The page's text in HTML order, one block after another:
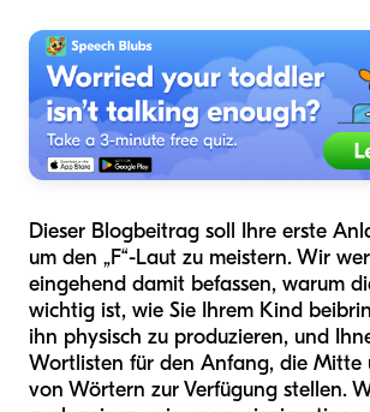
Dieser Blogbeitrag soll Ihre erste
um den „F“-Laut zu meistern. Wir
eingehend damit befassen, warum
wichtig ist, wie Sie Ihrem Kind
ihn physisch zu produzieren, und
Wortlisten für den Anfang, die Mitte
von Wörtern zur Verfügung stellen.